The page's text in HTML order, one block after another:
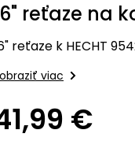
reťaze na
reťaze k HECHT
viac
€